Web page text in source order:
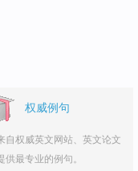
权威例句
自权威英文网站、英文论文
供最专业的例句。